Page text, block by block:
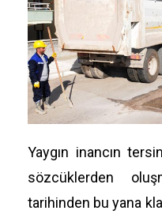
Yaygın inancın
sözcüklerden
tarihinden bu yana